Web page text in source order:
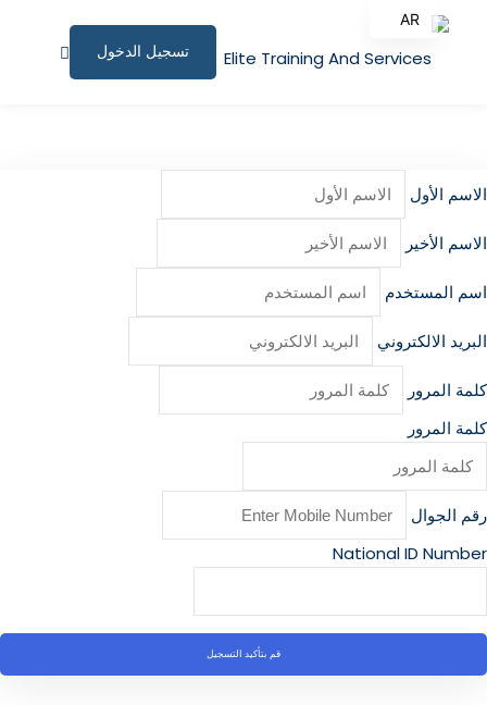
تسجيل الدخول
البرامج التدريبية
المقالات
نبذة عنا
الاسم الأول
الاسم الأخير
اسم المستخدم
البريد الالكتروني
كلمة المرور
كلمة المرور
رقم الجوال
National ID Number
قم بتأكيد التسجيل
AR
EN